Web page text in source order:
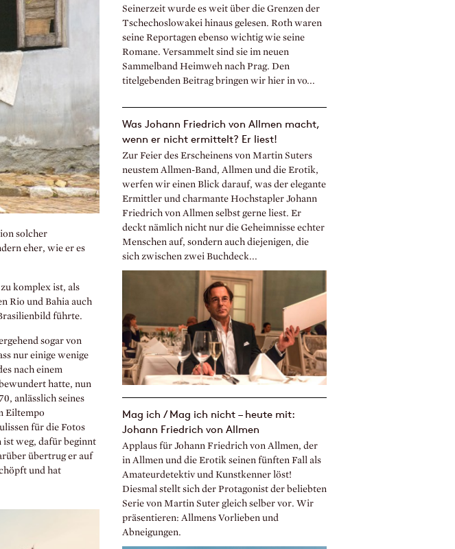
solcher
eher, wie er es
komplex ist, als
Rio und Bahia auch
führte.
sogar von
nur einige wenige
nach einem
hatte, nun
anlässlich seines
Eiltempo
für die Fotos
weg, dafür beginnt
übertrug er auf
und hat
Seinerzeit wurde es weit über die Grenzen der
Tschechoslowakei hinaus gelesen. Roth waren
seine Reportagen ebenso wichtig wie seine
Romane. Versammelt sind sie im neuen
Sammelband Heimweh nach Prag. Den
titelgebenden Beitrag bringen wir hier in vo...
Was Johann Friedrich von Allmen macht,
wenn er nicht ermittelt? Er liest!
Zur Feier des Erscheinens von Martin Suters
neustem Allmen-Band, Allmen und die Erotik,
werfen wir einen Blick darauf, was der elegante
Ermittler und charmante Hochstapler Johann
Friedrich von Allmen selbst gerne liest. Er
deckt nämlich nicht nur die Geheimnisse echter
Menschen auf, sondern auch diejenigen, die
sich zwischen zwei Buchdeck...
Mag ich / Mag ich nicht – heute mit:
Johann Friedrich von Allmen
Applaus für Johann Friedrich von Allmen, der
in Allmen und die Erotik seinen fünften Fall als
Amateurdetektiv und Kunstkenner löst!
Diesmal stellt sich der Protagonist der beliebten
Serie von Martin Suter gleich selber vor. Wir
präsentieren: Allmens Vorlieben und
Abneigungen.